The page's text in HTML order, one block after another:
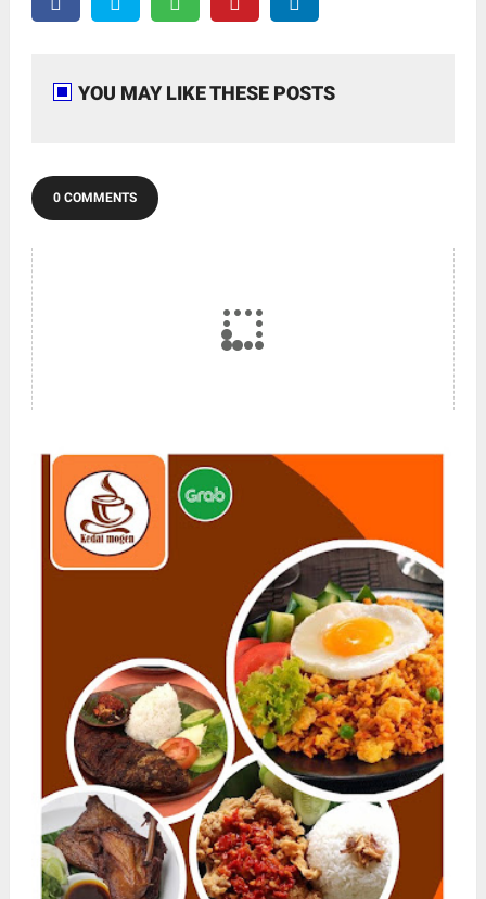
YOU MAY LIKE THESE POSTS
0 COMMENTS